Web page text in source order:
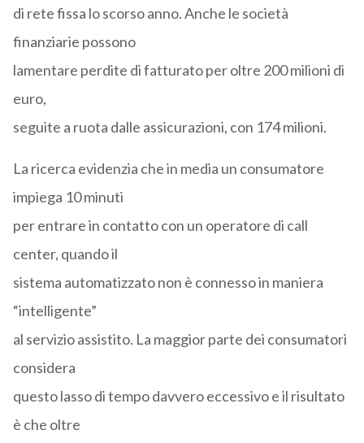
di rete fissa lo scorso anno. Anche le società
finanziarie possono
lamentare perdite di fatturato per oltre 200 milioni di
euro,
seguite a ruota dalle assicurazioni, con 174 milioni.
La ricerca evidenzia che in media un consumatore
impiega 10 minuti
per entrare in contatto con un operatore di call
center, quando il
sistema automatizzato non è connesso in maniera
“intelligente”
al servizio assistito. La maggior parte dei consumatori
considera
questo lasso di tempo davvero eccessivo e il risultato
è che oltre